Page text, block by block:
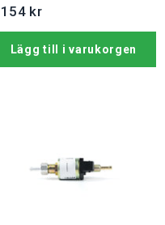
154 kr
Lägg till i varukorgen